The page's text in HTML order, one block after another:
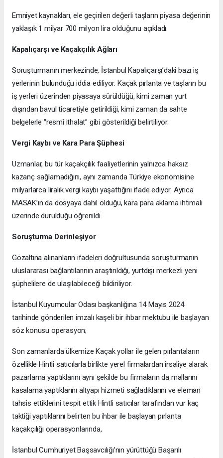
Emniyet kaynakları, ele geçirilen değerli taşların piyasa değerinin
yaklaşık 1 milyar 700 milyon lira olduğunu açıkladı.
Kapalıçarşı ve Kaçakçılık Ağları
Soruşturmanın merkezinde, İstanbul Kapalıçarşı’daki bazı iş
yerlerinin bulunduğu iddia ediliyor. Kaçak pırlanta ve taşların bu
iş yerleri üzerinden piyasaya sürüldüğü, kimi zaman yurt
dışından bavul ticaretiyle getirildiği, kimi zaman da sahte
belgelerle “resmî ithalat” gibi gösterildiği belirtiliyor.
Vergi Kaybı ve Kara Para Şüphesi
Uzmanlar, bu tür kaçakçılık faaliyetlerinin yalnızca haksız
kazanç sağlamadığını, aynı zamanda Türkiye ekonomisine
milyarlarca liralık vergi kaybı yaşattığını ifade ediyor. Ayrıca
MASAK’ın da dosyaya dahil olduğu, kara para aklama ihtimali
üzerinde durulduğu öğrenildi.
Soruşturma Derinleşiyor
Gözaltına alınanların ifadeleri doğrultusunda soruşturmanın
uluslararası bağlantılarının araştırıldığı, yurtdışı merkezli yeni
şüphelilere de ulaşılabileceği bildiriliyor.
İstanbul Kuyumcular Odası başkanlığına 14 Mayıs 2024
tarihinde gönderilen imzalı kaşeli bir ihbar mektubu ile başlayan
söz konusu operasyon;
Son zamanlarda ülkemize Kaçak yollar ile gelen pırlantaların
özellikle Hintli satıcılarla birlikte yerel firmalardan irsaliye alarak
pazarlama yaptıklarını aynı şekilde bu firmaların da mallarını
kasalama yaptıklarını altyapı hizmeti sağladıklarını ve eleman
tahsis ettiklerini tespit ettik Hintli satıcılar tarafından vur kaç
taktiği yaptıklarını belirten bu ihbar ile başlayan pırlanta
kaçakçılığı operasyonlarında,
İstanbul Cumhuriyet Başsavcılığı’nın yürüttüğü Başarılı